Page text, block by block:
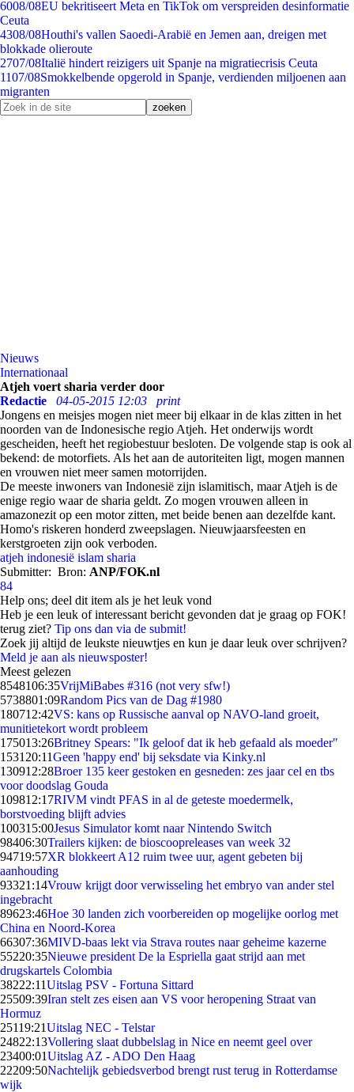
6008/08EU bekritiseert Meta en TikTok om verspreiden desinformatie
Ceuta
4308/08Houthi's vallen Saoedi-Arabië en Jemen aan, dreigen met
blokkade olieroute
2707/08Italië hindert reizigers uit Spanje na migratiecrisis Ceuta
1107/08Smokkelbende opgerold in Spanje, verdienden miljoenen aan
migranten
Nieuws
Internationaal
Atjeh voert sharia verder door
Redactie
04-05-2015 12:03
print
Jongens en meisjes mogen niet meer bij elkaar in de klas zitten in het
noorden van de Indonesische regio Atjeh. Het onderwijs wordt
gescheiden, heeft het regiobestuur besloten. De volgende stap is ook al
bekend: de motorfiets. Als het aan de autoriteiten ligt, mogen mannen
en vrouwen niet meer samen motorrijden.
De meeste inwoners van Indonesië zijn islamitisch, maar Atjeh is de
enige regio waar de sharia geldt. Zo mogen vrouwen alleen in
amazonezit op een motor zitten, met beide benen aan dezelfde kant.
Homo's riskeren honderd zweepslagen. Nieuwjaarsfeesten en
kerstgroeten zijn ook verboden.
atjeh indonesië islam sharia
Submitter: Bron: ANP/FOK.nl
84
Help ons; deel dit item als je het leuk vond
Heb je een leuk of interessant bericht gevonden dat je graag op FOK!
terug ziet? Tip ons dan via de submit!
Zoek jij altijd de leukste nieuwtjes en kun je daar leuk over schrijven?
Meld je aan als nieuwsposter!
Meest gelezen
8548106:35VrijMiBabes #316 (not very sfw!)
5738801:09Random Pics van de Dag #1980
180712:42VS: kans op Russische aanval op NAVO-land groeit,
munitietekort wordt probleem
175013:26Britney Spears: "Ik geloof dat ik heb gefaald als moeder"
1531 20:11Geen 'happy end' bij seksdate via Kinky.nl
130912:28Broer 135 keer gestoken en gesneden: zes jaar cel en tbs
voor doodslag Gouda
109812:17RIVM vindt PFAS in al de geteste moedermelk,
borstvoeding blijft advies
100315:00Jesus Simulator komt naar Nintendo Switch
98406:30Trailers kijken: de bioscoopreleases van week 32
94719:57XR blokkeert A12 ruim twee uur, agent gebeten bij
aanhouding
93321:14Vrouw krijgt door verwisseling het embryo van ander stel
ingebracht
89623:46Hoe 30 landen zich voorbereiden op mogelijke oorlog met
China en Noord-Korea
66307:36MIVD-baas lekt via Strava routes naar geheime kazerne
55220:35Nieuwe president De la Espriella gaat strijd aan met
drugskartels Colombia
38222:11Uitslag PSV - Fortuna Sittard
25509:39Iran stelt zes eisen aan VS voor heropening Straat van
Hormuz
25119:21Uitslag NEC - Telstar
24822:13Vollering slaat dubbelslag in Nice en neemt geel over
23400:01Uitslag AZ - ADO Den Haag
22209:50Nachtelijk gebiedsverbod brengt rust terug in Rotterdamse
wijk